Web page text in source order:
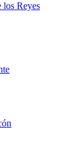
los Reyes